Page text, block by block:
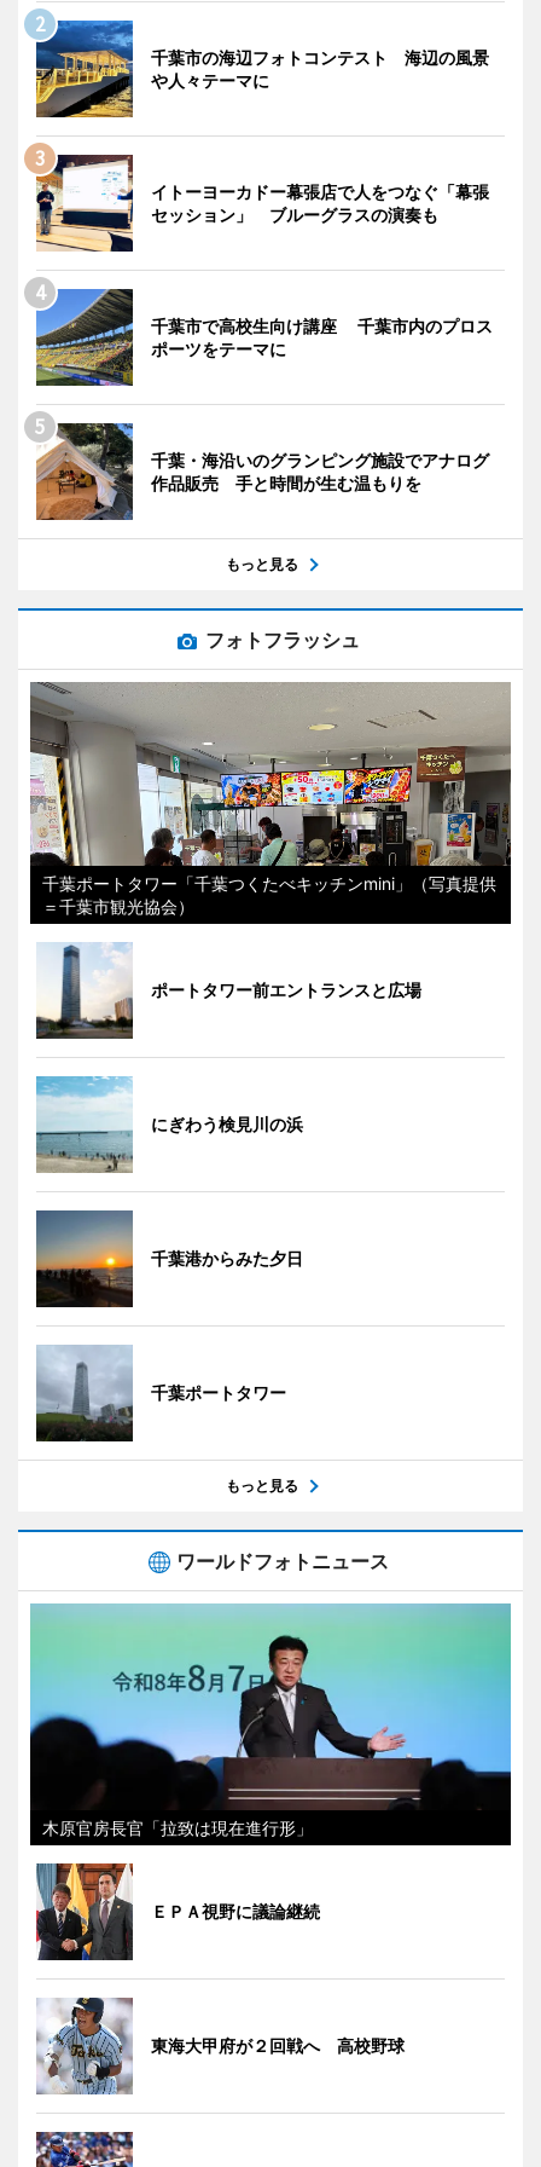
千葉市の海辺フォトコンテスト 海辺の風景
や人々テーマに
イトーヨーカドー幕張店で人をつなぐ「幕張
セッション」 ブルーグラスの演奏も
千葉市で高校生向け講座 千葉市内のプロス
ポーツをテーマに
千葉・海沿いのグランピング施設でアナログ
作品販売 手と時間が生む温もりを
もっと見る
フォトフラッシュ
千葉ポートタワー「千葉つくたべキッチンmini」（写真提供
＝千葉市観光協会）
ポートタワー前エントランスと広場
にぎわう検見川の浜
千葉港からみた夕日
千葉ポートタワー
もっと見る
ワールドフォトニュース
木原官房長官「拉致は現在進行形」
ＥＰＡ視野に議論継続
東海大甲府が２回戦へ 高校野球